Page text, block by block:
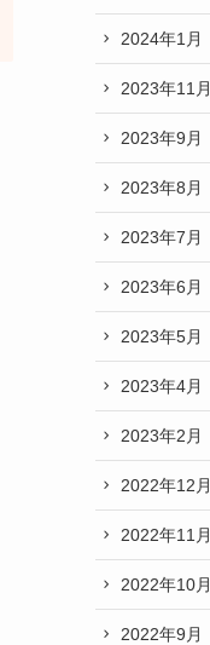
2024年1月
2023年11月
2023年9月
2023年8月
2023年7月
2023年6月
2023年5月
2023年4月
2023年2月
2022年12月
2022年11月
2022年10月
2022年9月